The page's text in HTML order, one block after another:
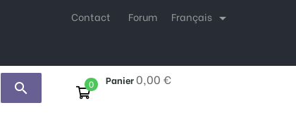
Français 
Contact Forum
search Panier0,00 €
0